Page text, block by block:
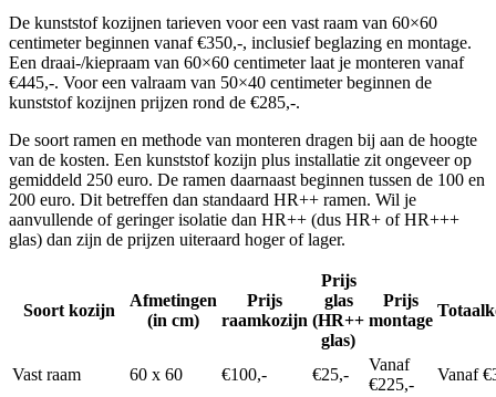
De kunststof kozijnen tarieven voor een vast raam van 60×60
centimeter beginnen vanaf €350,-, inclusief beglazing en montage.
Een draai-/kiepraam van 60×60 centimeter laat je monteren vanaf
€445,-. Voor een valraam van 50×40 centimeter beginnen de
kunststof kozijnen prijzen rond de €285,-.
De soort ramen en methode van monteren dragen bij aan de hoogte
van de kosten. Een kunststof kozijn plus installatie zit ongeveer op
gemiddeld 250 euro. De ramen daarnaast beginnen tussen de 100 en
200 euro. Dit betreffen dan standaard HR++ ramen. Wil je
aanvullende of geringer isolatie dan HR++ (dus HR+ of HR+++
glas) dan zijn de prijzen uiteraard hoger of lager.
Soort kozijn
Afmetingen
(in cm)
Prijs
raamkozijn
Prijs
glas
(HR++
glas)
Prijs
montage
Vast raam 60 x 60 €100,- €25,-
Vanaf
€225,-
Vanaf